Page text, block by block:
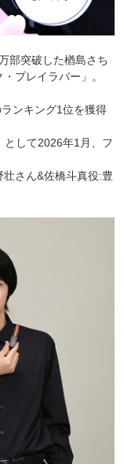
部突破した楢島さち
プレイラバー」。
ンキング1位を獲得
として2026年1月、フ
さん&佐橋斗真役:豊